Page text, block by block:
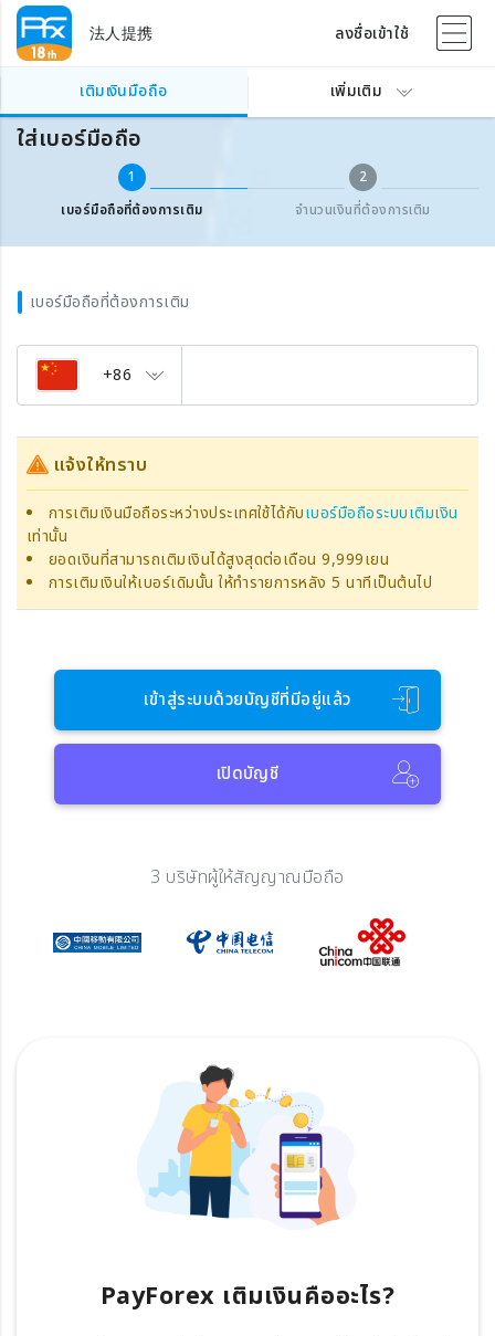
法人提携 ลงชื่อเข้าใช้
เติมเงินมือถือ เพิ่มเติม
เติมเงินเบอร์มือถือต่างประเทศ
ใส่เบอร์มือถือ
1
เบอร์มือถือที่ต้องการเติม
2
จำนวนเงินที่ต้องการเติม
เบอร์มือถือที่ต้องการเติม
+86
แจ้งให้ทราบ
การเติมเงินมือถือระหว่างประเทศใช้ได้กับเบอร์มือถือระบบเติมเงิน
เท่านั้น
ยอดเงินที่สามารถเติมเงินได้สูงสุดต่อเดือน 9,999เยน
การเติมเงินให้เบอร์เดิมนั้น ให้ทำรายการหลัง 5 นาทีเป็นต้นไป
เข้าสู่ระบบด้วยบัญชีที่มีอยู่แล้ว
เปิดบัญชี
3 บริษัทผู้ให้สัญญาณมือถือ
PayForex เติมเงินคืออะไร?